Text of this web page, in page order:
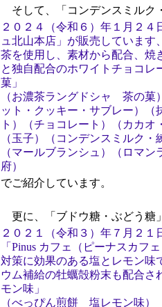
そして、「コンデンスミルク
２０２４（令和６）年１月２
ュ北山本店」が販売していま
茶を使用し、素材から配合、焼
と独自配合のホワイトチョコ
菓」
（お濃茶ラングドシャ 茶の菓
ット・クッキー・サブレー）（
ト）（チョコレート）（カカオ
（玉子）（コンデンスミルク
（マールブランシュ）（ロマ
府）
でご紹介しています。
更に、「ブドウ糖・ぶどう糖
２０２１（令和３）年７月２
「Pinus カフェ（ピーナスカフ
対策に効果のある塩とレモン味
ウム補給の牡蠣殻粉末も配合
モン味」
（べっぴん煎餅 塩レモン味）